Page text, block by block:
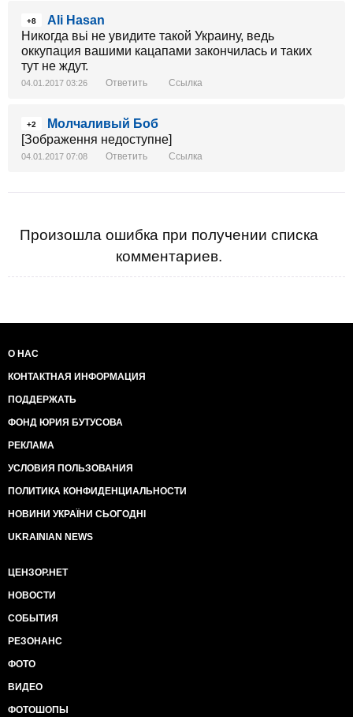
+8
Ali Hasan
Никогда вьі не увидите такой Украину, ведь
оккупация вашими кацапами закончилась и таких
тут не ждут.
04.01.2017 03:26 Ответить Ссылка
+2
Молчаливый Боб
[Зображення недоступне]
04.01.2017 07:08 Ответить Ссылка
Произошла ошибка при получении списка
комментариев.
О НАС
КОНТАКТНАЯ ИНФОРМАЦИЯ
ПОДДЕРЖАТЬ
ФОНД ЮРИЯ БУТУСОВА
РЕКЛАМА
УСЛОВИЯ ПОЛЬЗОВАНИЯ
ПОЛИТИКА КОНФИДЕНЦИАЛЬНОСТИ
НОВИНИ УКРАЇНИ СЬОГОДНІ
UKRAINIAN NEWS
ЦЕНЗОР.НЕТ
НОВОСТИ
СОБЫТИЯ
РЕЗОНАНС
ФОТО
ВИДЕО
ФОТОШОПЫ